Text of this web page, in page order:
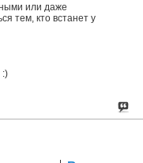
или даже
тем, кто встанет у
:)